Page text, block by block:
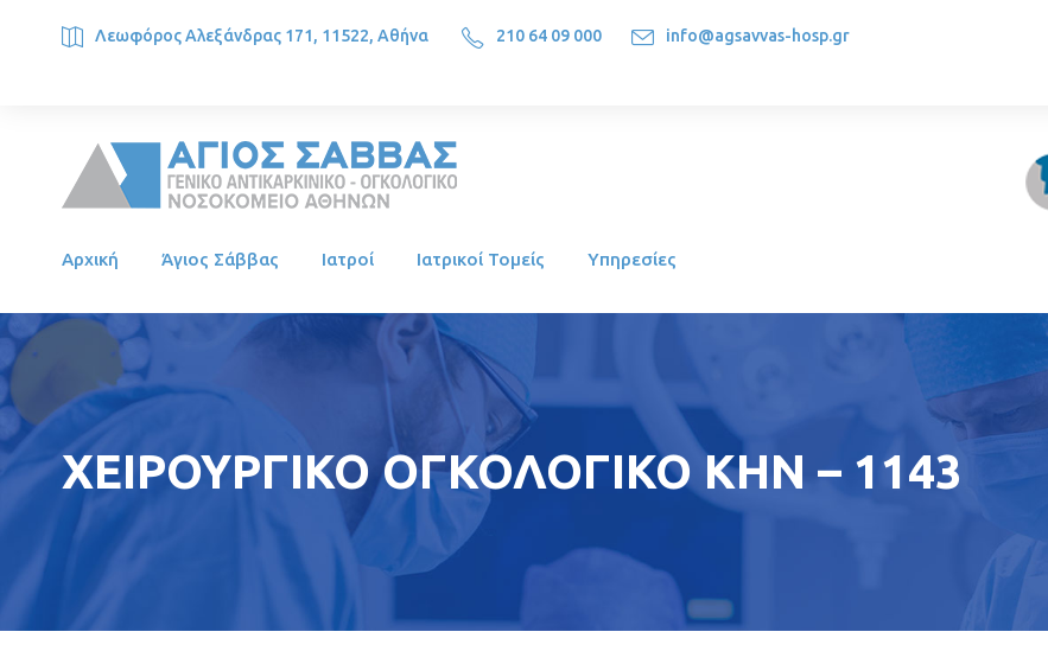
Λεωφόρος Αλεξάνδρας 171, 11522, Αθήνα 210 64 09 000 info@agsavvas-hosp.gr
Αρχική Άγιος Σάββας Ιατροί Ιατρικοί Τομείς Υπηρεσίες
ΧΕΙΡΟΥΡΓΙΚΟ ΟΓΚΟΛΟΓΙΚΟ ΚΗΝ – 1143